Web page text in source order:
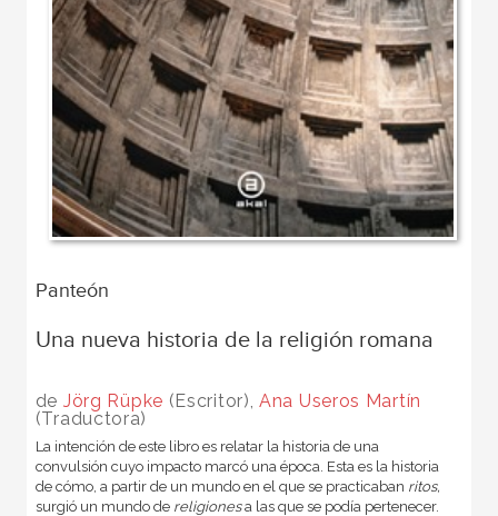
Panteón
Una nueva historia de la religión romana
de Jörg Rüpke (Escritor),Ana Useros Martín
(Traductora)
La intención de este libro es relatar la historia de una
convulsión cuyo impacto marcó una época. Esta es la historia
de cómo, a partir de un mundo en el que se practicaban ritos,
surgió un mundo de religionesa las que se podía pertenecer.